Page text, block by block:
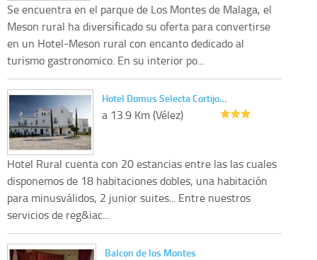
Se encuentra en el parque de Los Montes de Malaga, el
Meson rural ha diversificado su oferta para convertirse
en un Hotel-Meson rural con encanto dedicado al
turismo gastronomico. En su interior po...
Hotel Domus Selecta Cortijo…
a 13.9 Km (Vélez)
Hotel Rural cuenta con 20 estancias entre las las cuales
disponemos de 18 habitaciones dobles, una habitación
para minusválidos, 2 junior suites... Entre nuestros
servicios de reg&iac...
Balcon de los Montes